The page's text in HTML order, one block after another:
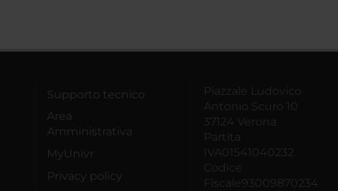
Supporto tecnico
Area
Amministrativa
MyUnivr
Privacy policy
Piazzale Ludovico
Antonio Scuro 10
37124 Verona
Partita
IVA01541040232
Codice
Fiscale93009870234